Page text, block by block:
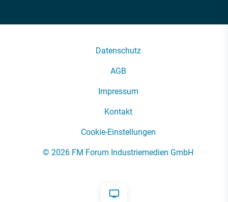
Datenschutz
AGB
Impressum
Kontakt
Cookie-Einstellungen
© 2026 FM Forum Industriemedien GmbH